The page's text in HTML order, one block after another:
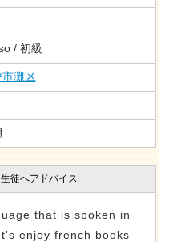
/ 初級
灘区
徒へアドバイス
that is spoken in
enjoy french books